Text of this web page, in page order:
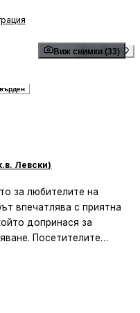
Виж снимки (33)
Левски)
за любителите на
впечатлява с приятна
допринася за
Посетителите
което допълва